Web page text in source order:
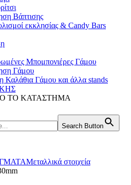
Βάπτισης
εκκλησίας & Candy Bars
Μπομπονιέρες Γάμου
Γάμου
Καλάθια Γάμου και άλλα stands
ΤΟ ΚΑΤΑΣΤΗΜΑ
Search Button
Μεταλλικά στοιχεία